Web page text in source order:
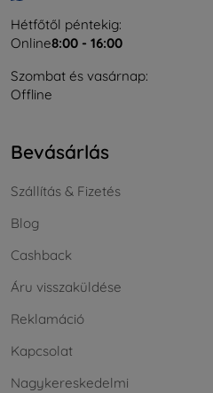
Hétfőtől péntekig:
Online8:00 - 16:00
Szombat és vasárnap:
Offline
Bevásárlás
Szállítás & Fizetés
Blog
Cashback
Áru visszaküldése
Reklamáció
Kapcsolat
Nagykereskedelmi